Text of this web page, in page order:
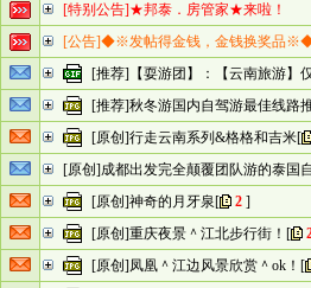
[特别公告]★邦泰．房管家★来啦！
[公告]◆※发帖得金钱，金钱换奖品※◆
[推荐]【耍游团】：【云南旅游】
[推荐]秋冬游国内自驾游最佳线
[原创]行走云南系列&格格和吉米[
[原创]成都出发完全颠覆团队游的泰国
[原创]神奇的月牙泉[ 2 ]
[原创]重庆夜景＾江北步行街！ [
[原创]凤凰＾江边风景欣赏＾ok！ [